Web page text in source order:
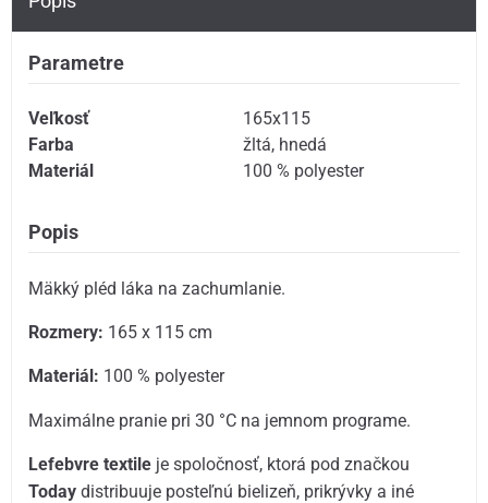
Parametre
Veľkosť
165x115
Farba
žltá, hnedá
Materiál
100 % polyester
Popis
Mäkký pléd láka na zachumlanie.
Rozmery: 165 x 115 cm
Materiál: 100 % polyester
Maximálne pranie pri 30 °C na jemnom programe.
Lefebvre textile je spoločnosť, ktorá pod značkou
Today distribuuje posteľnú bielizeň, prikrývky a iné